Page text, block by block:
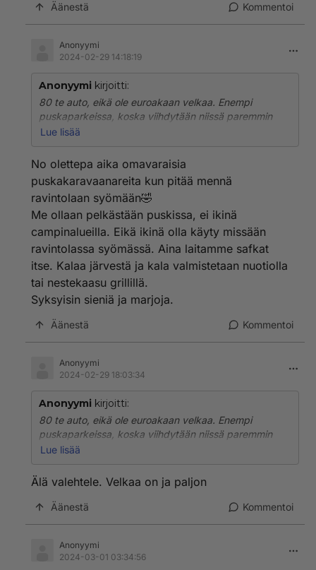
Äänestä Kommentoi
Anonyymi
2024-02-29 14:18:19
Anonyymi kirjoitti:
80 te auto, eikä ole euroakaan velkaa. Enempi
puskaparkeissa, koska viihdytään niissä paremmin
kuin campingeilla. Tarvitaan campingien palveluja vain
paikan lähistöllä, keskellä ei mitään ei kelpaa. En käsitä
miksi hankkia auto täydellisellä varustuksella, jos ei ole
aikomustakaan tulla toimeen omillaan?
Mieluummin käytetään säästyneet rahat polttoaineisiin
ja ravintolaillallisiin. 30 yötä x 40 €/yö tekee kuitenkin
1200 €.
Lue lisää
No olettepa aika omavaraisia
puskakaravaanareita kun pitää mennä
ravintolaan syömään🤣
Me ollaan pelkästään puskissa, ei ikinä
campinalueilla. Eikä ikinä olla käyty missään
ravintolassa syömässä. Aina laitamme safkat
itse. Kalaa järvestä ja kala valmistetaan nuotiolla
tai nestekaasu grillillä.
Syksyisin sieniä ja marjoja.
Äänestä Kommentoi
Anonyymi
2024-02-29 18:03:34
Anonyymi kirjoitti:
80 te auto, eikä ole euroakaan velkaa. Enempi
puskaparkeissa, koska viihdytään niissä paremmin
kuin campingeilla. Tarvitaan campingien palveluja vain
paikan lähistöllä, keskellä ei mitään ei kelpaa. En käsitä
miksi hankkia auto täydellisellä varustuksella, jos ei ole
aikomustakaan tulla toimeen omillaan?
1200 €.
Lue lisää
Älä valehtele. Velkaa on ja paljon
Äänestä Kommentoi
Anonyymi
2024-03-01 03:34:56